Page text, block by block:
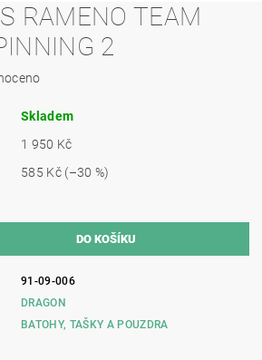
RAMENO TEAM
2
Skladem
1 950 Kč
585 Kč (–30 %)
91-09-006
DRAGON
BATOHY, TAŠKY A POUZDRA